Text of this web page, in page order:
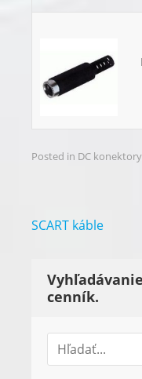
Posted in DC konektory
Navigácia
článku
SCART káble
cenník.